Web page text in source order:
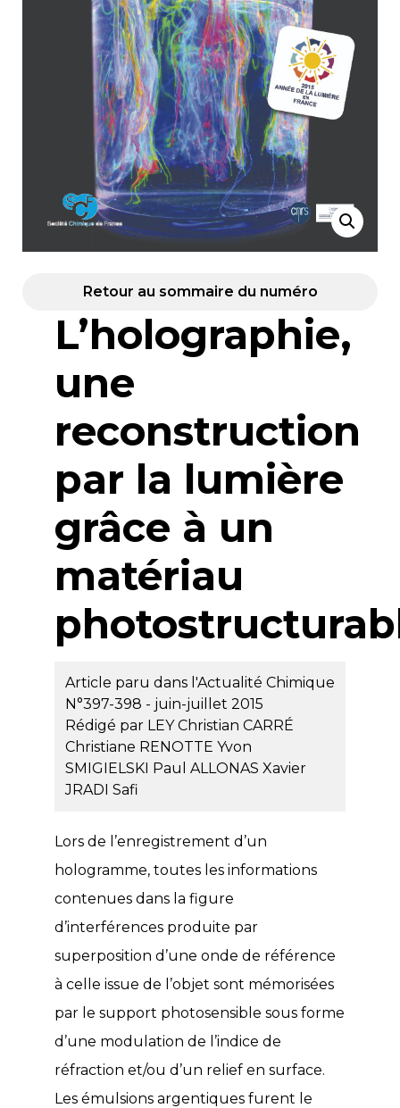
Retour au sommaire du numéro
L’holographie,
une
reconstruction
par la lumière
grâce à un
matériau
Article paru dans l'Actualité Chimique
N°397-398 - juin-juillet 2015
Rédigé par LEY Christian CARRÉ
Christiane RENOTTE Yvon
SMIGIELSKI Paul ALLONAS Xavier
JRADI Safi
Lors de l’enregistrement d’un
hologramme, toutes les informations
contenues dans la figure
d’interférences produite par
superposition d’une onde de référence
à celle issue de l’objet sont mémorisées
par le support photosensible sous forme
d’une modulation de l’indice de
réfraction et/ou d’un relief en surface.
Les émulsions argentiques furent le